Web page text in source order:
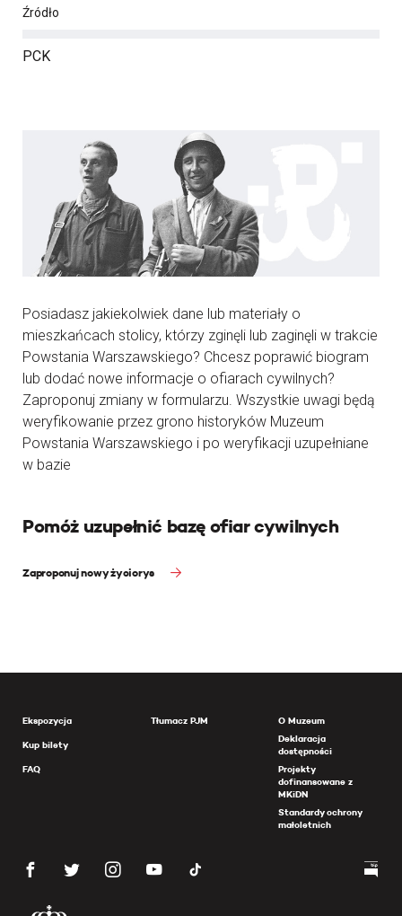
Źródło
PCK
Posiadasz jakiekolwiek dane lub materiały o
mieszkańcach stolicy, którzy zginęli lub zaginęli w trakcie
Powstania Warszawskiego? Chcesz poprawić biogram
lub dodać nowe informacje o ofiarach cywilnych?
Zaproponuj zmiany w formularzu. Wszystkie uwagi będą
weryfikowanie przez grono historyków Muzeum
Powstania Warszawskiego i po weryfikacji uzupełniane
w bazie
Pomóż uzupełnić bazę ofiar cywilnych
Zaproponuj nowy życiorys
Ekspozycja
Kup bilety
FAQ
Tłumacz PJM
O Muzeum
Deklaracja
dostępności
Projekty
dofinansowane z
MKiDN
Standardy ochrony
małoletnich